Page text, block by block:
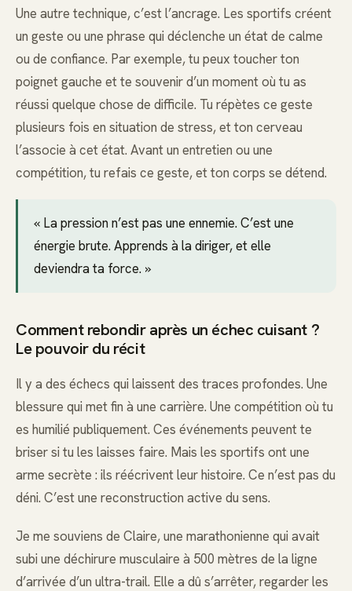
Une autre technique, c’est l’ancrage. Les sportifs créent
un geste ou une phrase qui déclenche un état de calme
ou de confiance. Par exemple, tu peux toucher ton
poignet gauche et te souvenir d’un moment où tu as
réussi quelque chose de difficile. Tu répètes ce geste
plusieurs fois en situation de stress, et ton cerveau
l’associe à cet état. Avant un entretien ou une
compétition, tu refais ce geste, et ton corps se détend.
« La pression n’est pas une ennemie. C’est une
énergie brute. Apprends à la diriger, et elle
deviendra ta force. »
Comment rebondir après un échec cuisant ?
Le pouvoir du récit
Il y a des échecs qui laissent des traces profondes. Une
blessure qui met fin à une carrière. Une compétition où tu
es humilié publiquement. Ces événements peuvent te
briser si tu les laisses faire. Mais les sportifs ont une
arme secrète : ils réécrivent leur histoire. Ce n’est pas du
déni. C’est une reconstruction active du sens.
Je me souviens de Claire, une marathonienne qui avait
subi une déchirure musculaire à 500 mètres de la ligne
d’arrivée d’un ultra-trail. Elle a dû s’arrêter, regarder les